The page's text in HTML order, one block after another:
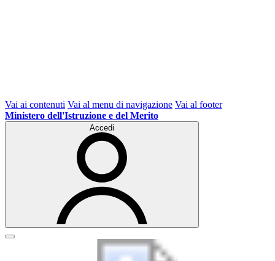
Vai ai contenuti Vai al menu di navigazione Vai al footer
Ministero dell'Istruzione e del Merito
Accedi